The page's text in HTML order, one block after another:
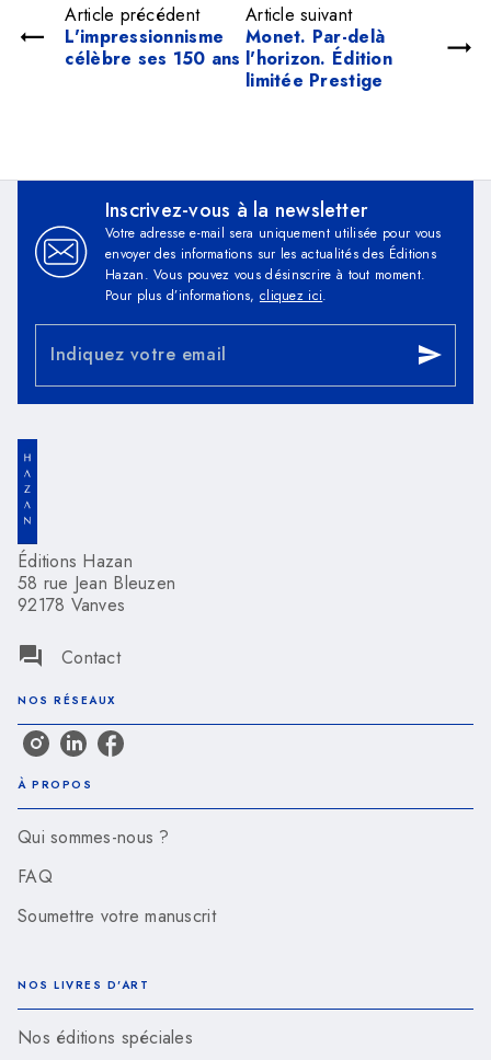
Article précédent
L'impressionnisme
célèbre ses 150 ans
Article suivant
Monet. Par-delà
l'horizon. Édition
limitée Prestige
Inscrivez-vous à la newsletter
Votre adresse e-mail sera uniquement utilisée pour vous
envoyer des informations sur les actualités des Éditions
Hazan. Vous pouvez vous désinscrire à tout moment.
Pour plus d’informations, cliquez ici.
Indiquez votre email send
Éditions Hazan
58 rue Jean Bleuzen
92178 Vanves
question_answer Contact
NOS RÉSEAUX
À PROPOS
Qui sommes-nous ?
FAQ
Soumettre votre manuscrit
NOS LIVRES D'ART
Nos éditions spéciales